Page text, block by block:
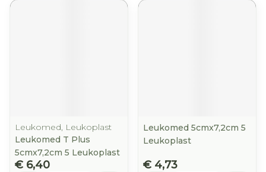
Leukomed, Leukoplast
Leukomed T Plus
5cmx7,2cm 5 Leukoplast
€ 6,40
Leukomed 5cmx7,2cm 5
Leukoplast
€ 4,73